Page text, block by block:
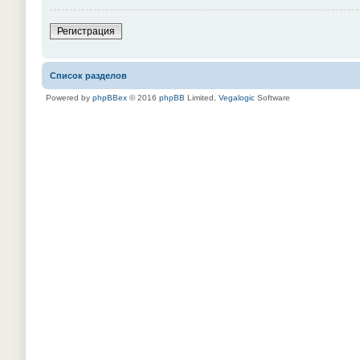
Регистрация
Список разделов
Powered by phpBBex © 2016 phpBB Limited, Vegalogic Software